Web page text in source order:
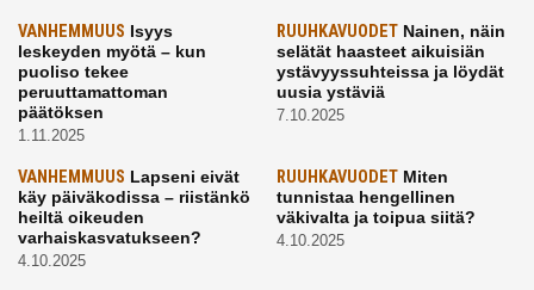
VANHEMMUUS Isyys
leskeyden myötä – kun
puoliso tekee
peruuttamattoman
päätöksen
1.11.2025
RUUHKAVUODETNainen, näin
selätät haasteet aikuisiän
ystävyyssuhteissa ja löydät
uusia ystäviä
7.10.2025
VANHEMMUUS Lapseni eivät
käy päiväkodissa – riistänkö
heiltä oikeuden
varhaiskasvatukseen?
4.10.2025
RUUHKAVUODETMiten
tunnistaa hengellinen
väkivalta ja toipua siitä?
4.10.2025